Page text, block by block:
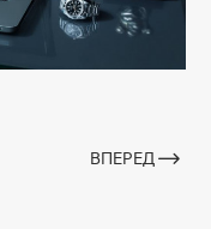
ВПЕРЕД